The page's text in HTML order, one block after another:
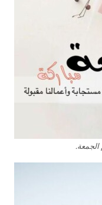
الجمعة.